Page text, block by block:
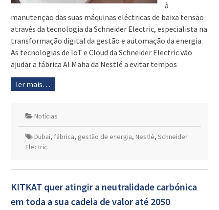
à
manutenção das suas máquinas eléctricas de baixa tensão
através da tecnologia da Schneider Electric, especialista na
transformação digital da gestão e automação da energia.
As tecnologias de IoT e Cloud da Schneider Electric vão
ajudar a fábrica Al Maha da Nestlé a evitar tempos
ler mais…
Notícias
Dubai, fábrica, gestão de energia, Nestlé, Schneider
Electric
KITKAT quer atingir a neutralidade carbónica
em toda a sua cadeia de valor até 2050